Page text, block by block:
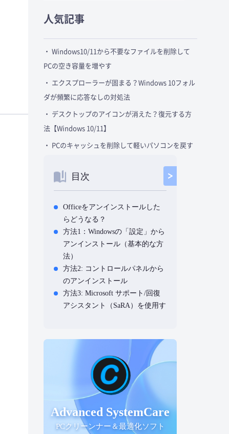
人気記事
・ Windows10/11から不要なファイルを削除して
PCの空き容量を増やす
・ エクスプローラーが固まる？Windows 10フォル
ダが頻繁に応答なしの対処法
・ デスクトップのアイコンが消えた？復元する方
法【Windows 10/11】
・ PCのキャッシュを削除して軽いパソコンを戻す
目次
Officeをアンインストールした
らどうなる？
方法1：Windowsの「設定」から
アンインストール（基本的な方
法）
方法2: コントロールパネルから
のアンインストール
方法3: Microsoft サポート/回復
アシスタント（SaRA）を使用す
方法5：IObit UninstallerでPCの
officeを効率的にアンインストー
ルする（推奨）
よくある質問（FAQ）
まとめ
Advanced SystemCare
PCクリーンナー＆最適化ソフト